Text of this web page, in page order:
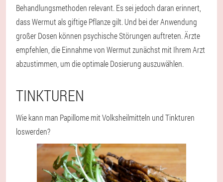
Behandlungsmethoden relevant. Es sei jedoch daran erinnert,
dass Wermut als giftige Pflanze gilt. Und bei der Anwendung
großer Dosen können psychische Störungen auftreten. Ärzte
empfehlen, die Einnahme von Wermut zunächst mit Ihrem Arzt
abzustimmen, um die optimale Dosierung auszuwählen.
TINKTUREN
Wie kann man Papillome mit Volksheilmitteln und Tinkturen
loswerden?